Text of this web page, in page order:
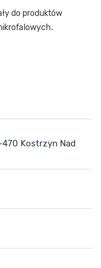
do produktów
470 Kostrzyn Nad